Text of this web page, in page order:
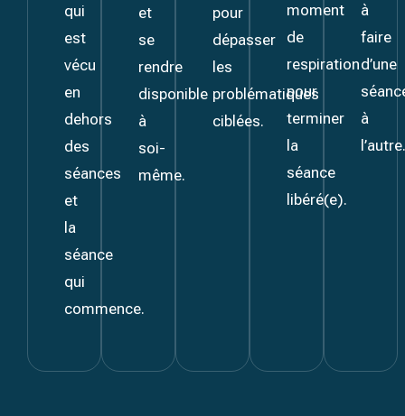
qui
est
vécu
en
dehors
des
séances
et
la
séance
qui
commence.
et
se
rendre
disponible
à
soi-
même.
pour
dépasser
les
problématiques
ciblées.
moment
de
respiration
pour
terminer
la
séance
libéré(e).
à
faire
d’une
à
l’autre.